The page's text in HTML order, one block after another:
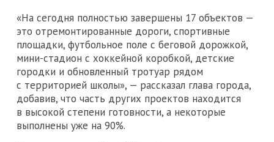
«На сегодня полностью завершены 17 объектов —
это отремонтированные дороги, спортивные
площадки, футбольное поле с беговой дорожкой,
мини-стадион с хоккейной коробкой, детские
городки и обновленный тротуар рядом
с территорией школы», — рассказал глава города,
добавив, что часть других проектов находится
в высокой степени готовности, а некоторые
выполнены уже на 90%.